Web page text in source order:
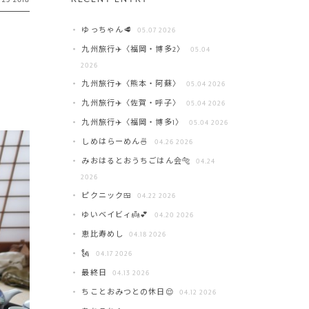
ゆっちゃん🥩 05.07 2026
九州旅行✈️〈福岡・博多2〉 05.04
2026
九州旅行✈️〈熊本・阿蘇〉 05.04 2026
九州旅行✈️〈佐賀・呼子〉 05.04 2026
九州旅行✈️〈福岡・博多1〉 05.04 2026
しめはらーめん🍜 04.26 2026
みおはるとおうちごはん会🐅 04.24
2026
ピクニック🍱 04.22 2026
ゆいベイビィ👼💕 04.20 2026
恵比寿めし 04.18 2026
🗽 04.17 2026
最終日 04.13 2026
ちことおみつとの休日😌 04.12 2026